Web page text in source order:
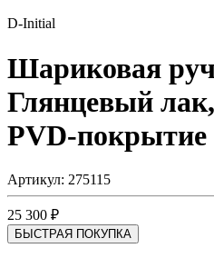
D-Initial
Шариковая
Глянцевый
PVD-покрытие
Артикул: 275115
25 300 ₽
БЫСТРАЯ ПОКУПКА